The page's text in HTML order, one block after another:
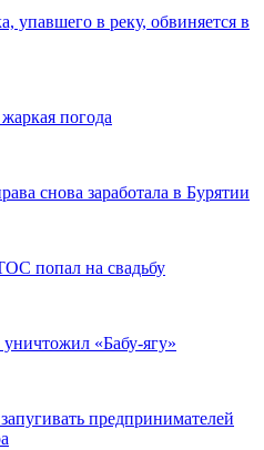
упавшего в реку, обвиняется в
погода
снова заработала в Бурятии
попал на свадьбу
«Бабу-ягу»
предпринимателей